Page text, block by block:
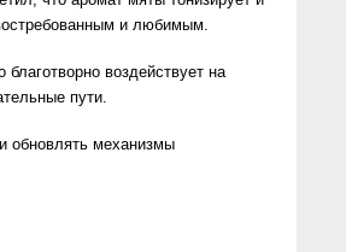
и любимым.
воздействует на
пути.
обновлять механизмы